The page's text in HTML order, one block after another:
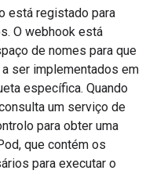
está registado para
O webhook está
de nomes para que
ser implementados em
específica. Quando
um serviço de
para obter uma
que contém os
para executar o